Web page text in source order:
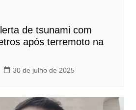
de tsunami com
após terremoto na
30 de julho de 2025